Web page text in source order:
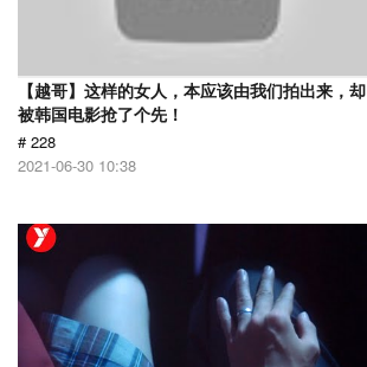
【越哥】这样的女人，本应该由我们拍出来，却
被韩国电影抢了个先！
# 228
2021-06-30 10:38